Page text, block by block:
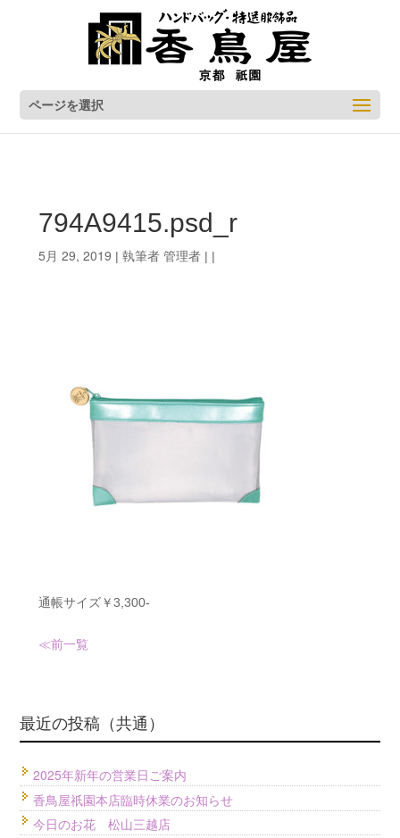
ページを選択
794A9415.psd_r
5月 29, 2019 | 執筆者 管理者| |
通帳サイズ￥3,300-
≪前一覧
最近の投稿（共通）
2025年新年の営業日ご案内
香鳥屋祇園本店臨時休業のお知らせ
今日のお花 松山三越店